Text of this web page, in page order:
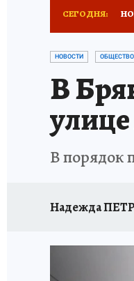
СЕГОДНЯ:
НОВОСТИ ОБЩЕСТВО
В
В порядок
Надежда